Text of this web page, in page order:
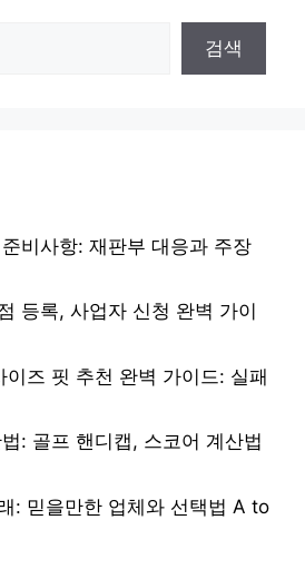
검색
비사항: 재판부 대응과 주장
등록, 사업자 신청 완벽 가이
이즈 핏 추천 완벽 가이드: 실패
: 골프 핸디캡, 스코어 계산법
: 믿을만한 업체와 선택법 A to